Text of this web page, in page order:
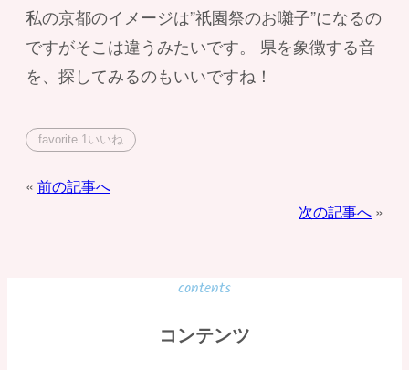
私の京都のイメージは”祇園祭のお囃子”になるの
ですがそこは違うみたいです。 県を象徴する音
を、探してみるのもいいですね！
favorite 1 いいね
投前の記事へ
次の記事へ
contents
コンテンツ